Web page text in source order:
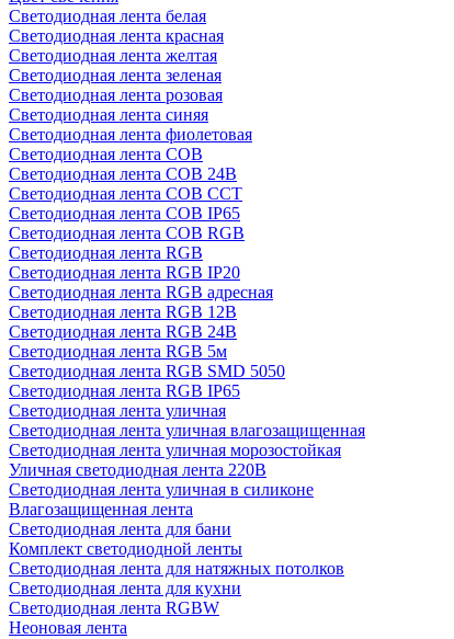
Светодиодная лента белая
Светодиодная лента красная
Светодиодная лента желтая
Светодиодная лента зеленая
Светодиодная лента розовая
Светодиодная лента синяя
Светодиодная лента фиолетовая
Светодиодная лента COB
Светодиодная лента COB 24В
Светодиодная лента COB CCT
Светодиодная лента COB IP65
Светодиодная лента COB RGB
Светодиодная лента RGB
Светодиодная лента RGB IP20
Светодиодная лента RGB адресная
Светодиодная лента RGB 12В
Светодиодная лента RGB 24В
Светодиодная лента RGB 5м
Светодиодная лента RGB SMD 5050
Светодиодная лента RGB IP65
Светодиодная лента уличная
Светодиодная лента уличная влагозащищенная
Светодиодная лента уличная морозостойкая
Уличная светодиодная лента 220В
Светодиодная лента уличная в силиконе
Влагозащищенная лента
Светодиодная лента для бани
Комплект светодиодной ленты
Светодиодная лента для натяжных потолков
Светодиодная лента для кухни
Светодиодная лента RGBW
Неоновая лента